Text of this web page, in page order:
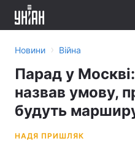
Новини › Війна
Парад у
назвав умову,
будуть
НАДЯ ПРИШЛЯК